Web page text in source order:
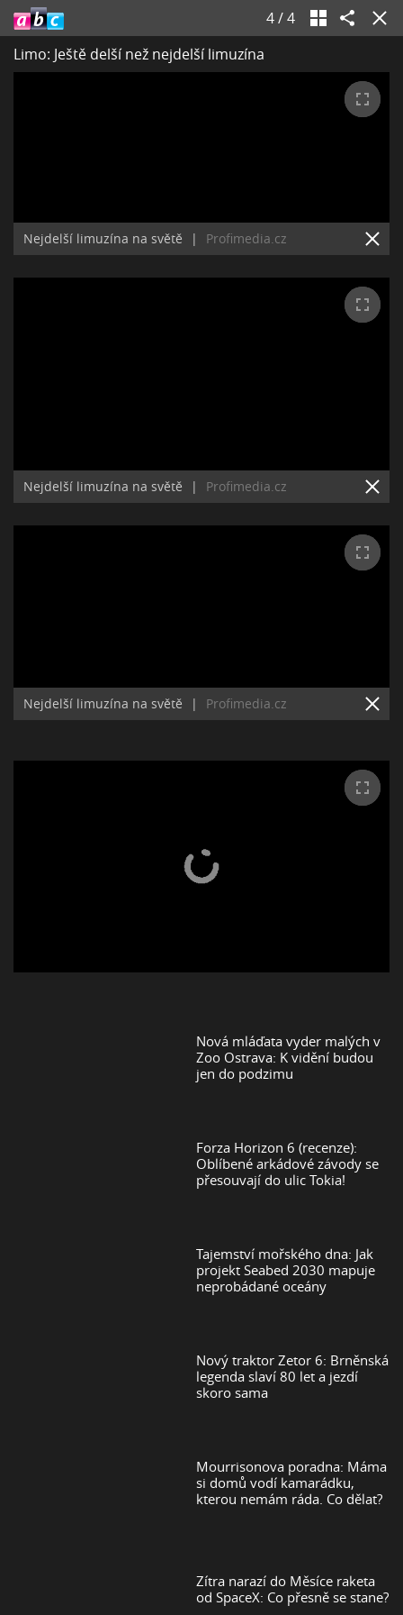
4/4
Limo: Ještě delší než nejdelší limuzína
Nejdelší limuzína na světě | Profimedia.cz
Nejdelší limuzína na světě | Profimedia.cz
Nejdelší limuzína na světě | Profimedia.cz
Nová mláďata vyder malých v
Zoo Ostrava: K vidění budou
jen do podzimu
Forza Horizon 6 (recenze):
Oblíbené arkádové závody se
přesouvají do ulic Tokia!
Tajemství mořského dna: Jak
projekt Seabed 2030 mapuje
neprobádané oceány
Nový traktor Zetor 6: Brněnská
legenda slaví 80 let a jezdí
skoro sama
Mourrisonova poradna: Máma
si domů vodí kamarádku,
kterou nemám ráda. Co dělat?
Zítra narazí do Měsíce raketa
od SpaceX: Co přesně se stane?